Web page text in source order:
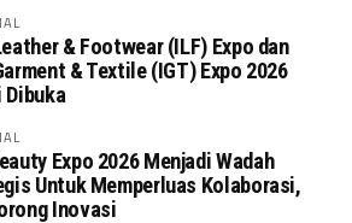
& Footwear (ILF) Expo dan
& Textile (IGT) Expo 2026
Dibuka
Expo 2026 Menjadi Wadah
Untuk Memperluas Kolaborasi,
Inovasi